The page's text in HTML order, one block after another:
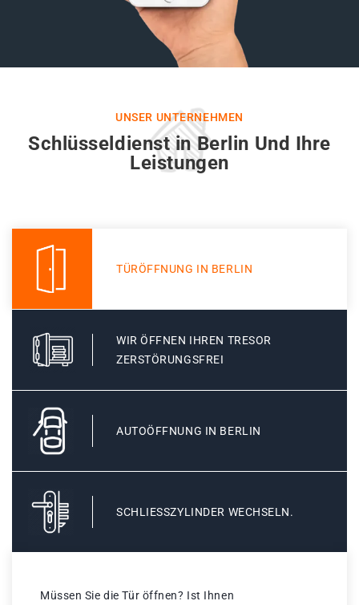
UNSER UNTERNEHMEN
Schlüsseldienst in Berlin Und Ihre
Leistungen
TÜRÖFFNUNG IN BERLIN
WIR ÖFFNEN IHREN TRESOR
ZERSTÖRUNGSFREI
AUTOÖFFNUNG IN BERLIN
SCHLIESSZYLINDER WECHSELN.
Müssen Sie die Tür öffnen? Ist Ihnen